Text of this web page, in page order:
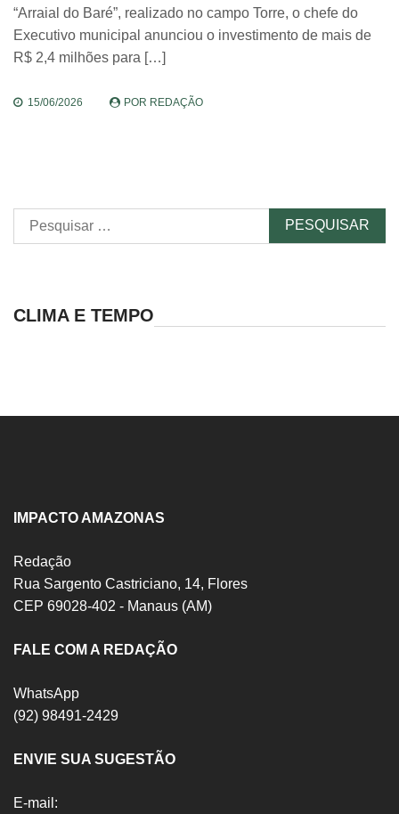
“Arraial do Baré”, realizado no campo Torre, o chefe do
Executivo municipal anunciou o investimento de mais de
R$ 2,4 milhões para […]
15/06/2026 POR REDAÇÃO
Pesquisar
por:
CLIMA E TEMPO
IMPACTO AMAZONAS
Redação
Rua Sargento Castriciano, 14, Flores
CEP 69028-402 - Manaus (AM)
FALE COM A REDAÇÃO
WhatsApp
(92) 98491-2429
ENVIE SUA SUGESTÃO
E-mail: